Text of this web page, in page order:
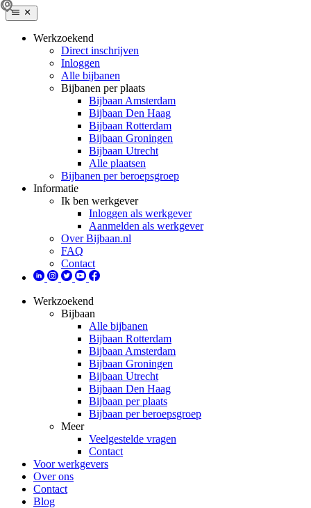
Werkzoekend
Direct inschrijven
Inloggen
Alle bijbanen
Bijbanen per plaats
Bijbaan Amsterdam
Bijbaan Den Haag
Bijbaan Rotterdam
Bijbaan Groningen
Bijbaan Utrecht
Alle plaatsen
Bijbanen per beroepsgroep
Informatie
Ik ben werkgever
Inloggen als werkgever
Aanmelden als werkgever
Over Bijbaan.nl
FAQ
Contact
Werkzoekend
Bijbaan
Alle bijbanen
Bijbaan Rotterdam
Bijbaan Amsterdam
Bijbaan Groningen
Bijbaan Utrecht
Bijbaan Den Haag
Bijbaan per plaats
Bijbaan per beroepsgroep
Meer
Veelgestelde vragen
Contact
Voor werkgevers
Over ons
Contact
Blog